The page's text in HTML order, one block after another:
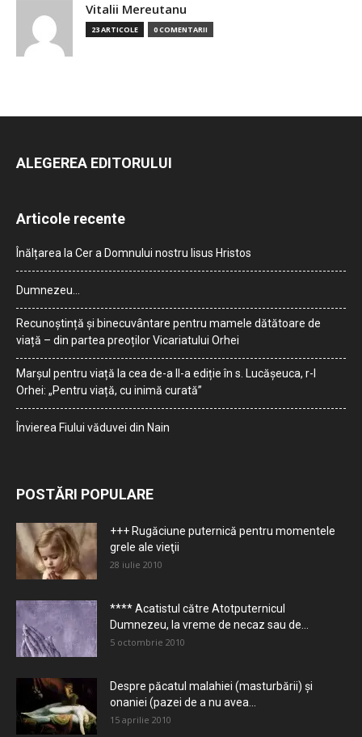
Vitalii Mereutanu
23 ARTICOLE 0 COMENTARII
ALEGEREA EDITORULUI
Articole recente
Înălțarea la Cer a Domnului nostru Iisus Hristos
Dumnezeu…
Recunoștință și binecuvântare pentru mamele dătătoare de
viață – din partea preoților Vicariatului Orhei
Marșul pentru viață la cea de-a II-a ediție în s. Lucășeuca, r-l
Orhei: „Pentru viață, cu inimă curată”
Învierea Fiului văduvei din Nain
POSTĂRI POPULARE
+++ Rugăciune puternică pentru momentele
grele ale vieţii
28 iulie 2010
**** Acatistul către Atotputernicul
Dumnezeu, la vreme de necaz sau de...
5 octombrie 2010
Despre păcatul malahiei (masturbării) şi
onaniei (pazei de a nu avea...
15 aprilie 2010